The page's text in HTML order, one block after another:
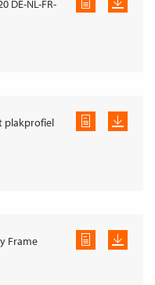
DE-NL-FR-
plakprofiel
Frame